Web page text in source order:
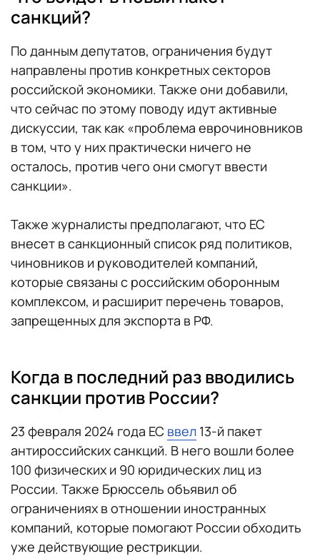
санкций?
По данным депутатов, ограничения будут
направлены против конкретных секторов
российской экономики. Также они добавили,
что сейчас по этому поводу идут активные
дискуссии, так как «проблема еврочиновников
в том, что у них практически ничего не
осталось, против чего они смогут ввести
санкции».
Также журналисты предполагают, что ЕС
внесет в санкционный список ряд политиков,
чиновников и руководителей компаний,
которые связаны с российским оборонным
комплексом, и расширит перечень товаров,
запрещенных для экспорта в РФ.
Когда в последний раз вводились
санкции против России?
23 февраля 2024 года ЕС ввел 13-й пакет
антироссийских санкций. В него вошли более
100 физических и 90 юридических лиц из
России. Также Брюссель объявил об
ограничениях в отношении иностранных
компаний, которые помогают России обходить
уже действующие рестрикции.